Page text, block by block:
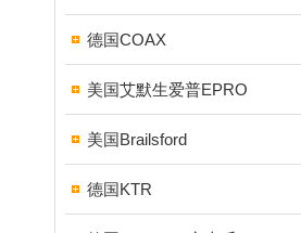
德国COAX
美国艾默生爱普EPRO
美国Brailsford
德国KTR